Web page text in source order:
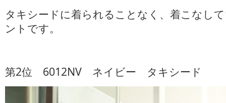
タキシードに着られることなく、着こなし
ントです。
第2位 6012NV ネイビー タキシード